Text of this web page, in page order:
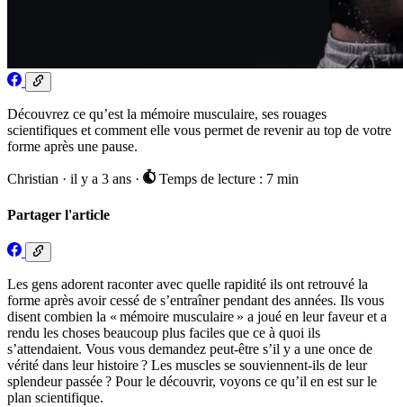
Découvrez ce qu’est la mémoire musculaire, ses rouages
scientifiques et comment elle vous permet de revenir au top de votre
forme après une pause.
Christian · il y a 3 ans · Temps de lecture : 7 min
Partager l'article
Les gens adorent raconter avec quelle rapidité ils ont retrouvé la
forme après avoir cessé de s’entraîner pendant des années. Ils vous
disent combien la « mémoire musculaire » a joué en leur faveur et a
rendu les choses beaucoup plus faciles que ce à quoi ils
s’attendaient. Vous vous demandez peut-être s’il y a une once de
vérité dans leur histoire ? Les muscles se souviennent-ils de leur
splendeur passée ? Pour le découvrir, voyons ce qu’il en est sur le
plan scientifique.